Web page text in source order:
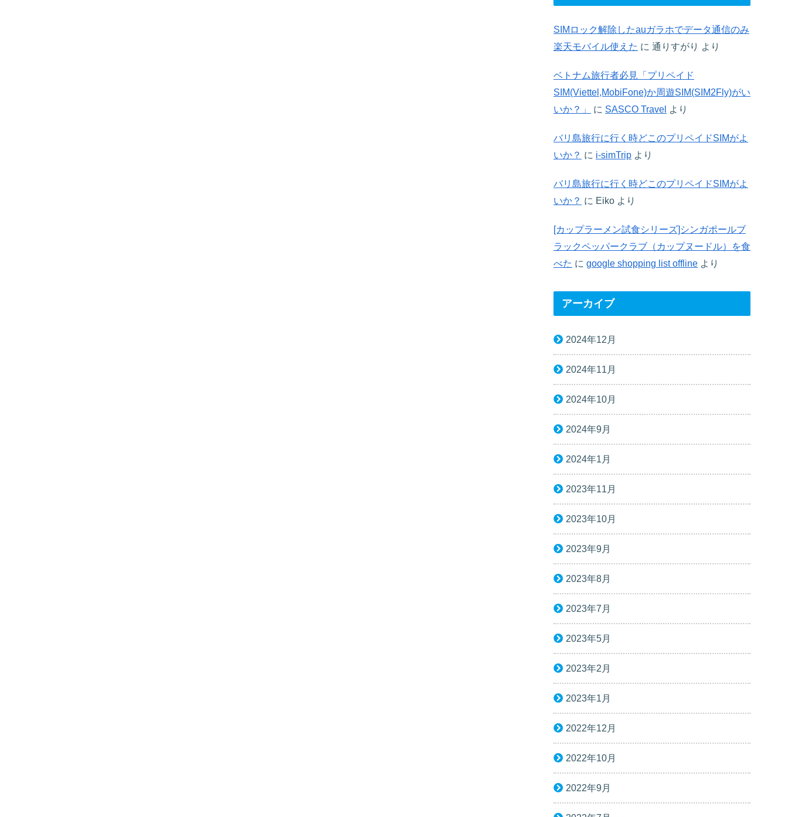
SIMロック解除したauガラホでデータ通信のみ
楽天モバイル使えた に 通りすがり より
ベトナム旅行者必見「プリペイド
SIM(Viettel,MobiFone)か周遊SIM(SIM2Fly)がい
いか？」
に SASCO Travel より
バリ島旅行に行く時どこのプリペイドSIMがよ
いか？ に i-simTrip より
バリ島旅行に行く時どこのプリペイドSIMがよ
いか？ に Eiko より
[カップラーメン試食シリーズ]シンガポールブ
ラックペッパークラブ（カップヌードル）を食
べた に google shopping list offline より
アーカイブ
2024年12月
2024年11月
2024年10月
2024年9月
2024年1月
2023年11月
2023年10月
2023年9月
2023年8月
2023年7月
2023年5月
2023年2月
2023年1月
2022年12月
2022年10月
2022年9月